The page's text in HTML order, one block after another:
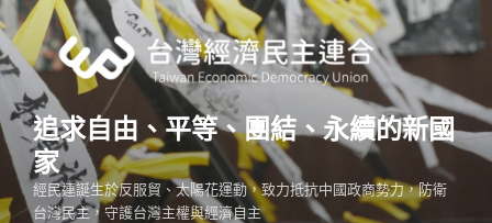
跳
至
主
內
容
追求自由、平等、團結、永續的新國
家
經民連誕生於反服貿、太陽花運動，致力抵抗中國政商勢力，防衛
台灣民主，守護台灣主權與經濟自主